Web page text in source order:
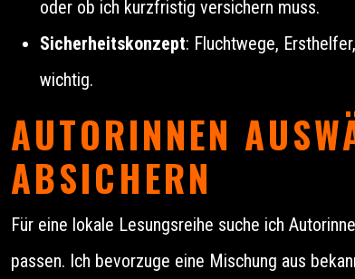
oder ob ich kurzfristig versichern muss.
Sicherheitskonzept: Fluchtwege,
wichtig.
AUTORINNEN
ABSICHERN
Für eine lokale Lesungsreihe suche ich
passen. Ich bevorzuge eine Mischung aus